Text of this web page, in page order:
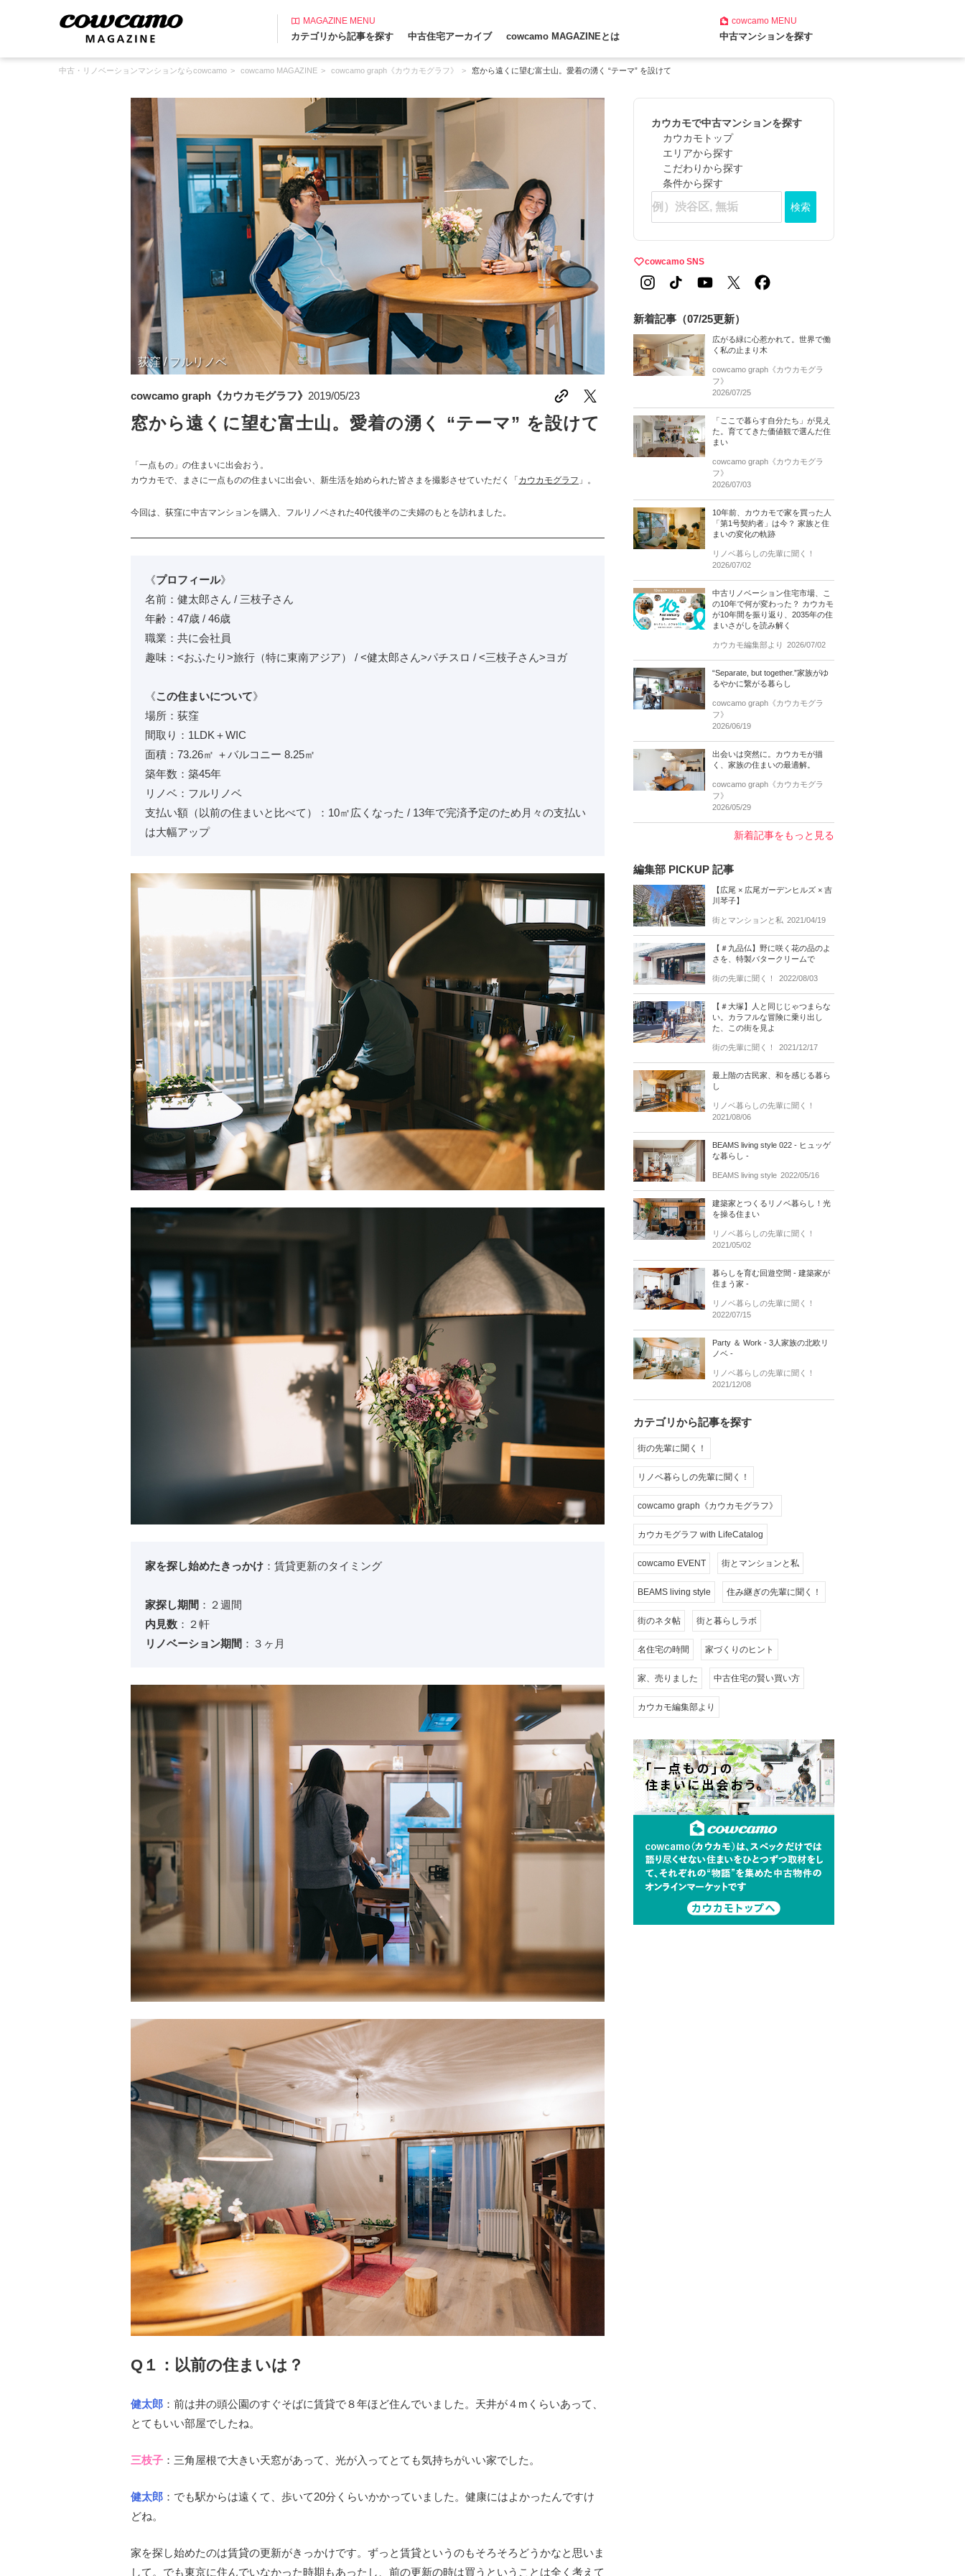
MAGAZINE MENU
カテゴリから記事を探す 中古住宅アーカイブ cowcamo MAGAZINEとは
cowcamoMENU
中古マンションを探す
中古・リノベーションマンションならcowcamo cowcamo MAGAZINE cowcamo graph《カウカモグラフ》 窓から遠くに望む富士山。愛着の湧く “テーマ” を設けて
cowcamo graph《カウカモグラフ》 2019/05/23
窓から遠くに望む富士山。愛着の湧く “テーマ” を設けて
荻窪 / フルリノベ
「一点もの」の住まいに出会おう。
カウカモで、まさに一点ものの住まいに出会い、新生活を始められた皆さまを撮影させていただく「 カウカモグラフ 」。
今回は、荻窪に中古マンションを購入、フルリノベされた40代後半のご夫婦のもとを訪れました。
《プロフィール》
名前：健太郎さん / 三枝子さん
年齢：47歳 / 46歳
職業：共に会社員
趣味：<おふたり>旅行（特に東南アジア） / <健太郎さん>パチスロ / <三枝子さん>ヨガ
《この住まいについて》
場所：荻窪
間取り：1LDK＋WIC
面積：73.26㎡ ＋バルコニー 8.25㎡
築年数：築45年
リノベ：フルリノベ
支払い額（以前の住まいと比べて）：10㎡広くなった / 13年で完済予定のため月々の支払い
は大幅アップ
家を探し始めたきっかけ ：賃貸更新のタイミング
家探し期間 ：２週間
内見数 ：２軒
リノベーション期間 ：３ヶ月
Q１：以前の住まいは？
健太郎 ：前は井の頭公園のすぐそばに賃貸で８年ほど住んでいました。天井が４mくらいあって、
とてもいい部屋でしたね。
三枝子 ：三角屋根で大きい天窓があって、光が入ってとても気持ちがいい家でした。
健太郎 ：でも駅からは遠くて、歩いて20分くらいかかっていました。健康にはよかったんですけ
どね。
家を探し始めたのは賃貸の更新がきっかけです。ずっと賃貸というのもそろそろどうかなと思いま
して。でも東京に住んでいなかった時期もあったし、前の更新の時は買うということは全く考えて
カウカモで中古マンションを探す
カウカモトップ
エリアから探す
こだわりから探す
条件から探す
検索
cowcamo SNS
新着記事（07/25更新）
広がる緑に心惹かれて。世界で働
く私の止まり木
cowcamo graph《カウカモグラ
フ》
2026/07/25
「ここで暮らす自分たち」が見え
た。育ててきた価値観で選んだ住
まい
cowcamo graph《カウカモグラ
フ》
2026/07/03
10年前、カウカモで家を買った人
「第1号契約者」は今？ 家族と住
まいの変化の軌跡
リノベ暮らしの先輩に聞く！
2026/07/02
中古リノベーション住宅市場、こ
の10年で何が変わった？ カウカモ
が10年間を振り返り、2035年の住
まいさがしを読み解く
カウカモ編集部より 2026/07/02
“Separate, but together.”家族がゆ
るやかに繋がる暮らし
cowcamo graph《カウカモグラ
フ》
2026/06/19
出会いは突然に。カウカモが描
く、家族の住まいの最適解。
cowcamo graph《カウカモグラ
フ》
2026/05/29
新着記事をもっと見る
編集部 PICKUP 記事
【広尾 × 広尾ガーデンヒルズ × 吉
川琴子】
街とマンションと私 2021/04/19
【＃九品仏】野に咲く花の品のよ
さを、特製バタークリームで
街の先輩に聞く！ 2022/08/03
【＃大塚】人と同じじゃつまらな
い。カラフルな冒険に乗り出し
た、この街を見よ
街の先輩に聞く！ 2021/12/17
最上階の古民家、和を感じる暮ら
し
リノベ暮らしの先輩に聞く！
2021/08/06
BEAMS living style 022 - ヒュッゲ
な暮らし -
BEAMS living style 2022/05/16
建築家とつくるリノベ暮らし！光
を操る住まい
リノベ暮らしの先輩に聞く！
2021/05/02
暮らしを育む回遊空間 - 建築家が
住まう家 -
リノベ暮らしの先輩に聞く！
2022/07/15
Party ＆ Work - 3人家族の北欧リ
ノベ -
リノベ暮らしの先輩に聞く！
2021/12/08
カテゴリから記事を探す
街の先輩に聞く！
リノベ暮らしの先輩に聞く！
cowcamo graph《カウカモグラフ》
カウカモグラフ with LifeCatalog
cowcamo EVENT 街とマンションと私
BEAMS living style 住み継ぎの先輩に聞く！
街のネタ帖 街と暮らしラボ
名住宅の時間 家づくりのヒント
家、売りました 中古住宅の賢い買い方
カウカモ編集部より